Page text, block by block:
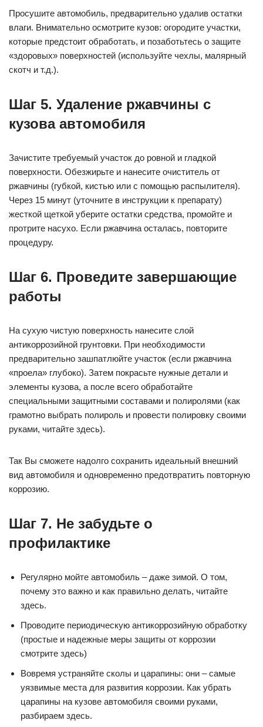
Просушите автомобиль, предварительно удалив остатки
влаги. Внимательно осмотрите кузов: огородите участки,
которые предстоит обработать, и позаботьтесь о защите
«здоровых» поверхностей (используйте чехлы, малярный
скотч и т.д.).
Шаг 5. Удаление ржавчины с
кузова автомобиля
Зачистите требуемый участок до ровной и гладкой
поверхности. Обезжирьте и нанесите очиститель от
ржавчины (губкой, кистью или с помощью распылителя).
Через 15 минут (уточните в инструкции к препарату)
жесткой щеткой уберите остатки средства, промойте и
протрите насухо. Если ржавчина осталась, повторите
процедуру.
Шаг 6. Проведите завершающие
работы
На сухую чистую поверхность нанесите слой
антикоррозийной грунтовки. При необходимости
предварительно зашпатлюйте участок (если ржавчина
«проела» глубоко). Затем покрасьте нужные детали и
элементы кузова, а после всего обработайте
специальными защитными составами и полиролями (как
грамотно выбрать полироль и провести полировку своими
руками, читайте здесь).
Так Вы сможете надолго сохранить идеальный внешний
вид автомобиля и одновременно предотвратить повторную
коррозию.
Шаг 7. Не забудьте о
профилактике
Регулярно мойте автомобиль – даже зимой. О том,
почему это важно и как правильно делать, читайте
здесь.
Проводите периодическую антикоррозийную обработку
(простые и надежные меры защиты от коррозии
смотрите здесь)
Вовремя устраняйте сколы и царапины: они – самые
уязвимые места для развития коррозии. Как убрать
царапины на кузове автомобиля своими руками,
разбираем здесь.